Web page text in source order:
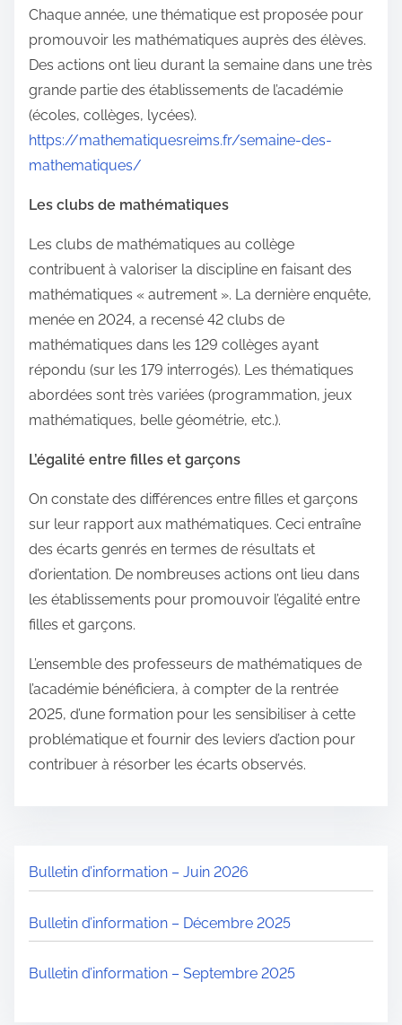
Chaque année, une thématique est proposée pour
promouvoir les mathématiques auprès des élèves.
Des actions ont lieu durant la semaine dans une très
grande partie des établissements de l’académie
(écoles, collèges, lycées).
https://mathematiquesreims.fr/semaine-des-
mathematiques/
Les clubs de mathématiques
Les clubs de mathématiques au collège
contribuent à valoriser la discipline en faisant des
mathématiques « autrement ». La dernière enquête,
menée en 2024, a recensé 42 clubs de
mathématiques dans les 129 collèges ayant
répondu (sur les 179 interrogés). Les thématiques
abordées sont très variées (programmation, jeux
mathématiques, belle géométrie, etc.).
L’égalité entre filles et garçons
On constate des différences entre filles et garçons
sur leur rapport aux mathématiques. Ceci entraîne
des écarts genrés en termes de résultats et
d’orientation. De nombreuses actions ont lieu dans
les établissements pour promouvoir l’égalité entre
filles et garçons.
L’ensemble des professeurs de mathématiques de
l’académie bénéficiera, à compter de la rentrée
2025, d’une formation pour les sensibiliser à cette
problématique et fournir des leviers d’action pour
contribuer à résorber les écarts observés.
Bulletin d’information – Juin 2026
Bulletin d’information – Décembre 2025
Bulletin d’information – Septembre 2025